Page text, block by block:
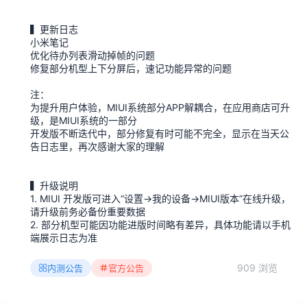
▍更新日志
小米笔记
优化待办列表滑动掉帧的问题
修复部分机型上下分屏后，速记功能异常的问题
注：
为提升用户体验，MIUI系统部分APP解耦合，在应用商店可升
级，是MIUI系统的一部分
开发版不断迭代中，部分修复有时可能不完全，显示在当天公
告日志里，再次感谢大家的理解
▍升级说明
1. MIUI 开发版可进入“设置→我的设备→MIUI版本”在线升级，
请升级前务必备份重要数据
2. 部分机型可能因功能进版时间略有差异，具体功能请以手机
端展示日志为准
内测公告 官方公告 909 浏览